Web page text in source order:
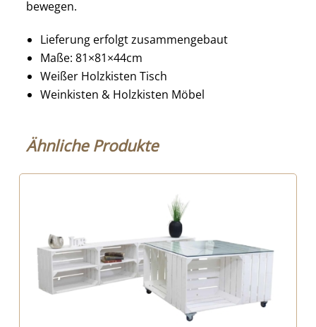
bewegen.
Lieferung erfolgt zusammengebaut
Maße: 81×81×44cm
Weißer Holzkisten Tisch
Weinkisten & Holzkisten Möbel
Ähnliche Produkte